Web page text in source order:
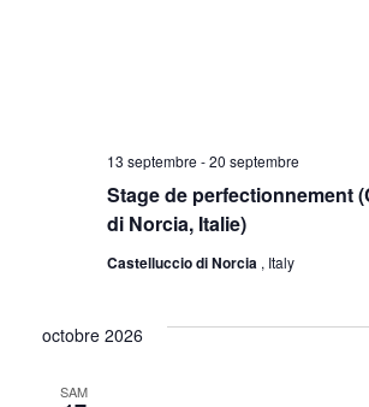
Stage de perfectionnement
di Norcia, Italie)
13 septembre -20 septembre
Castelluccio di Norcia , Italy
octobre 2026
SAM